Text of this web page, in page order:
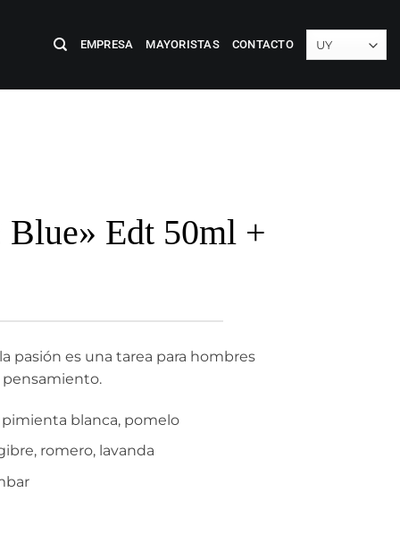
EMPRESA MAYORISTAS CONTACTO
Edt 50ml +
pasión es una tarea para hombres
pensamiento.
blanca, pomelo
romero, lavanda